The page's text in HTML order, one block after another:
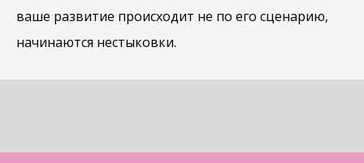
ваше развитие происходит не по его сценарию,
начинаются нестыковки.